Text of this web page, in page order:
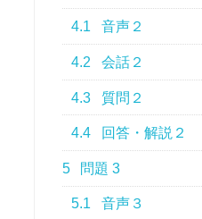
4.1 音声２
4.2 会話２
4.3 質問２
4.4 回答・解説２
5 問題 3
5.1 音声３